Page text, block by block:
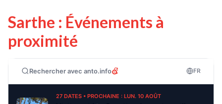
Sarthe : Événements à
proximité
Rechercher avec anto.info FR
27 DATES • PROCHAINE : LUN. 10 AOÛT